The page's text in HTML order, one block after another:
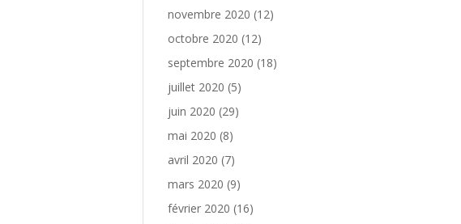
novembre 2020 (12)
octobre 2020 (12)
septembre 2020 (18)
juillet 2020 (5)
juin 2020 (29)
mai 2020 (8)
avril 2020 (7)
mars 2020 (9)
février 2020 (16)